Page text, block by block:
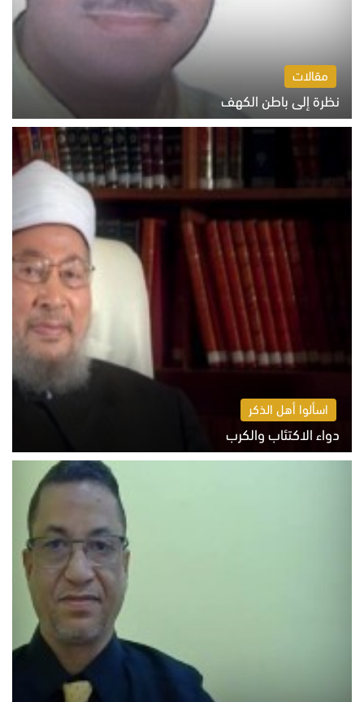
مقالات
نظرة إلى باطن الكهف
السبت 8 أغسطس 2026 11:04 ص
اسألوا أهل الذكر
دواء الاكتئاب والكرب
السبت 8 أغسطس 2026 10:54 ص